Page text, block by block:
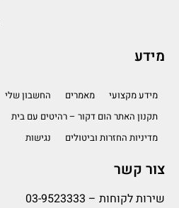
מידע
מידע מקצועי מאמרים החשבון שלי
תקנון האתר הום דקור – רהיטים עם בית
מדיניות החזרות וביטולים
נגישות
צור קשר
שירות לקוחות – 03-9523333